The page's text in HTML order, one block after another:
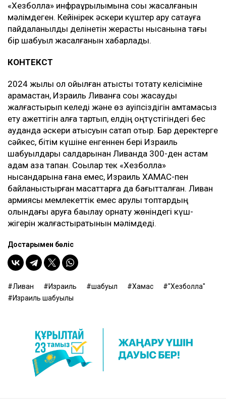
«Хезболла» инфрақұрылымына соққы жасалғанын
мәлімдеген. Кейінірек әскери күштер қару сақтауға
пайдаланылды делінетін жерасты нысанына тағы
бір шабуыл жасалғанын хабарлады.
КОНТЕКСТ
2024 жылы қол қойылған атысты тоқтату келісіміне
қарамастан, Израиль Ливанға соққы жасауды
жалғастырып келеді және өз қауіпсіздігін қамтамасыз
ету қажеттігін алға тартып, елдің оңтүстігіндегі бес
ауданда әскери қатысуын сақтап отыр. Бар деректерге
сәйкес, бітім күшіне енгеннен бері Израиль
шабуылдары салдарынан Ливанда 300-ден астам
адам қаза тапқан. Соққылар тек «Хезболла»
нысандарына ғана емес, Израиль ХАМАС-пен
байланыстырған мақсаттарға да бағытталған. Ливан
армиясы мемлекеттік емес қарулы топтардың
қолындағы қаруға бақылау орнату жөніндегі күш-
жігерін жалғастыратынын мәлімдеді.
Достарыңмен бөліс
Ливан Израиль шабуыл Хамас
"Хезболла"
Израиль шабуылы